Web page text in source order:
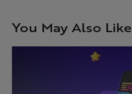
You May Also Like